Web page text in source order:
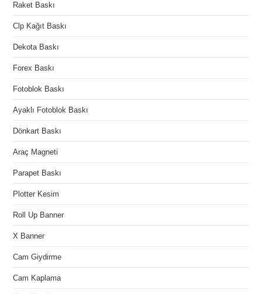
Raket Baskı
Clp Kağıt Baskı
Dekota Baskı
Forex Baskı
Fotoblok Baskı
Ayaklı Fotoblok Baskı
Dönkart Baskı
Araç Magneti
Parapet Baskı
Plotter Kesim
Roll Up Banner
X Banner
Cam Giydirme
Cam Kaplama